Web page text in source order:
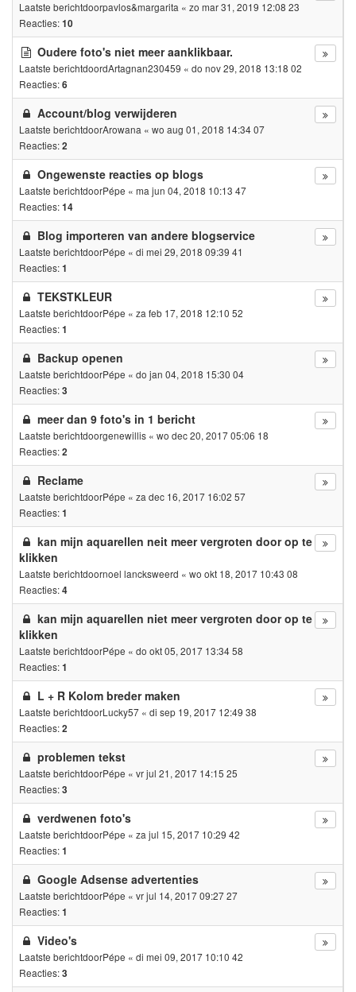
Laatste berichtdoorpavlos&margarita « zo mar 31, 2019 12:08 23
Reacties:10
Oudere foto's niet meer aanklikbaar.
Laatste berichtdoordArtagnan230459 « do nov 29, 2018 13:18 02
Reacties:6
Account/blog verwijderen
Laatste berichtdoorArowana « wo aug 01, 2018 14:34 07
Reacties:2
Ongewenste reacties op blogs
Laatste berichtdoorPépe « ma jun 04, 2018 10:13 47
Reacties:14
Blog importeren van andere blogservice
Laatste berichtdoorPépe « di mei 29, 2018 09:39 41
Reacties:1
TEKSTKLEUR
Laatste berichtdoorPépe « za feb 17, 2018 12:10 52
Reacties:1
Backup openen
Laatste berichtdoorPépe « do jan 04, 2018 15:30 04
Reacties:3
meer dan 9 foto's in 1 bericht
Laatste berichtdoorgenewillis « wo dec 20, 2017 05:06 18
Reacties:2
Reclame
Laatste berichtdoorPépe « za dec 16, 2017 16:02 57
Reacties:1
kan mijn aquarellen neit meer vergroten door op te
klikken
Laatste berichtdoornoel lancksweerd « wo okt 18, 2017 10:43 08
Reacties:4
kan mijn aquarellen niet meer vergroten door op te
klikken
Laatste berichtdoorPépe « do okt 05, 2017 13:34 58
Reacties:1
L + R Kolom breder maken
Laatste berichtdoorLucky57 « di sep 19, 2017 12:49 38
Reacties:2
problemen tekst
Laatste berichtdoorPépe « vr jul 21, 2017 14:15 25
Reacties:3
verdwenen foto's
Laatste berichtdoorPépe « za jul 15, 2017 10:29 42
Reacties:1
Google Adsense advertenties
Laatste berichtdoorPépe « vr jul 14, 2017 09:27 27
Reacties:1
Video's
Laatste berichtdoorPépe « di mei 09, 2017 10:10 42
Reacties:3